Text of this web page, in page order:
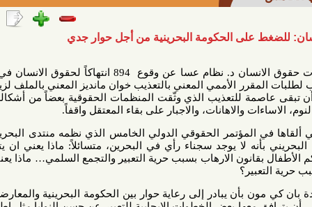
الحكومة البحرينية من أجل حوار جدي
تحدث رئيس مركز عمان لدراسات حقوق الانسان د. نظام عسا عن وقوع 894 انتهاكاً لحقوق الانسان في البحرين،
الأممي المعني بالتعذيب خوان مانديز المعني بالملف لزيارة البلاد،
للتعذيب الذي وثّقت المنظمات الحقوقية بعضاً من أشكاله: الضرب
والاهانات، والاجبار على بقاء المعتقل واقفاً.
الحقوقي الدولي الخامس الذي نظمه منتدى البحرين لحقوق
لا يوجد سجناء رأي في البحرين، متسائلاً: ماذا يعني ان يتم اعتقال
الارهاب بسبب حرية التعبير والتجمع السلمي… ماذا يعني اسقاط
بأن يبادر إلى رعاية حوار بين الحكومة البحرينية والمعارضة الوطنية